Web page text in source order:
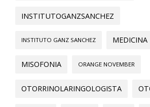
INSTITUTOGANZSANCHEZ
INSTITUTO GANZ SANCHEZ MEDICINA
MISOFONIA ORANGE NOVEMBER
OTORRINOLARINGOLOGISTA